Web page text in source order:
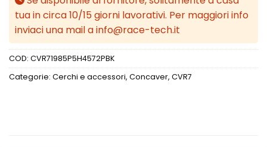
tua in circa 10/15 giorni lavorativi. Per maggiori info
inviaci una mail a info@race-tech.it
COD: CVR71985P5H4572PBK
Categorie: Cerchi e accessori, Concaver, CVR7